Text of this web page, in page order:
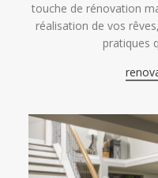
touche de rénovation
réalisation de vos
pratiques